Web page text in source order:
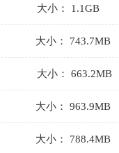
大小： 1.1GB
大小： 743.7MB
大小： 663.2MB
大小： 963.9MB
大小： 788.4MB